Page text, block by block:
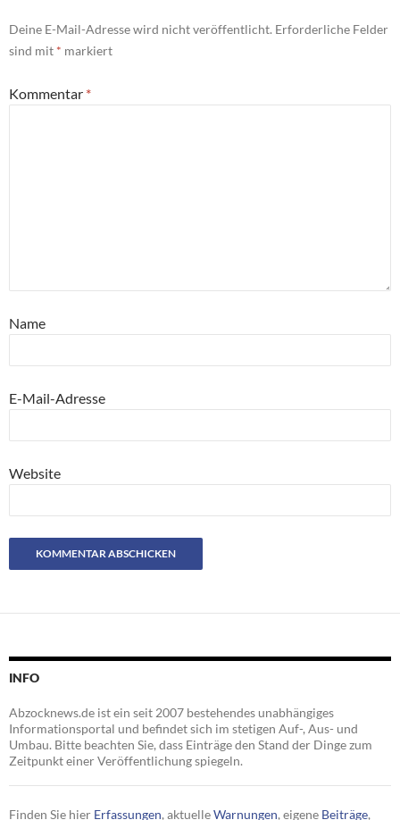
Deine E-Mail-Adresse wird nicht veröffentlicht. Erforderliche Felder
sind mit * markiert
Kommentar *
Name
E-Mail-Adresse
Website
INFO
Abzocknews.de ist ein seit 2007 bestehendes unabhängiges
Informationsportal und befindet sich im stetigen Auf-, Aus- und
Umbau. Bitte beachten Sie, dass Einträge den Stand der Dinge zum
Zeitpunkt einer Veröffentlichung spiegeln.
Finden Sie hier Erfassungen, aktuelleWarnungen, eigene Beiträge,